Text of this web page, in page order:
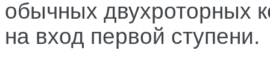
обычных двухроторных
на вход первой ступени.